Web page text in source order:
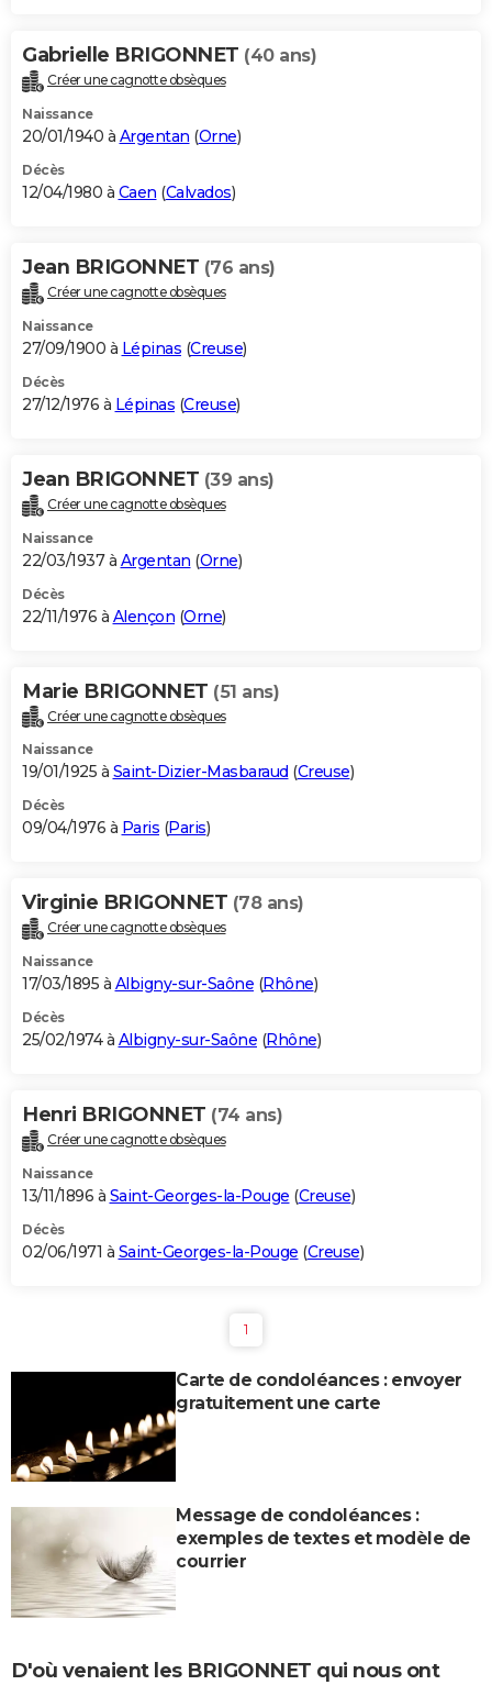
Gabrielle BRIGONNET (40 ans)
Créer une cagnotte obsèques
Naissance
20/01/1940 à Argentan (Orne)
Décès
12/04/1980 à Caen (Calvados)
Jean BRIGONNET (76 ans)
Créer une cagnotte obsèques
Naissance
27/09/1900 à Lépinas (Creuse)
Décès
27/12/1976 à Lépinas (Creuse)
Jean BRIGONNET (39 ans)
Créer une cagnotte obsèques
Naissance
22/03/1937 à Argentan (Orne)
Décès
22/11/1976 à Alençon (Orne)
Marie BRIGONNET (51 ans)
Créer une cagnotte obsèques
Naissance
19/01/1925 à Saint-Dizier-Masbaraud (Creuse)
Décès
09/04/1976 à Paris (Paris)
Virginie BRIGONNET (78 ans)
Créer une cagnotte obsèques
Naissance
17/03/1895 à Albigny-sur-Saône (Rhône)
Décès
25/02/1974 à Albigny-sur-Saône (Rhône)
Henri BRIGONNET (74 ans)
Créer une cagnotte obsèques
Naissance
13/11/1896 à Saint-Georges-la-Pouge (Creuse)
Décès
02/06/1971 à Saint-Georges-la-Pouge (Creuse)
1
Carte de condoléances : envoyer
gratuitement une carte
Message de condoléances :
exemples de textes et modèle de
courrier
D'où venaient les BRIGONNET qui nous ont